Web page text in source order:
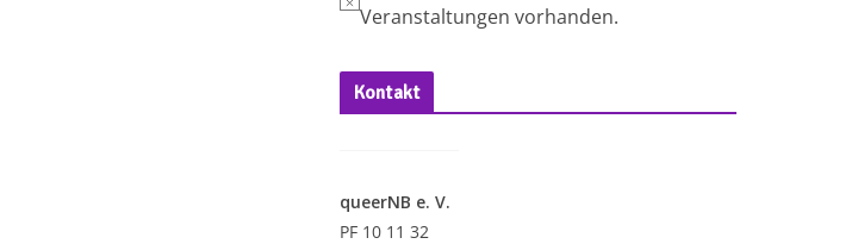
H
n
w
s
Veranstaltungen vorhanden.
Kontakt
queerNB e. V.
PF 10 11 32